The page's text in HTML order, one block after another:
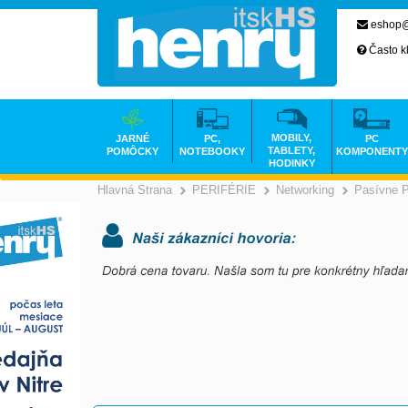
Hlavná Strana >
PERIFÉRIE >
Networking Pasívne
Často
JARNÉ
POMÔCKY
PC,
NOTEBOOKY
MOBILY,
TABLETY,
HODINKY
PC
KOMPONENTY